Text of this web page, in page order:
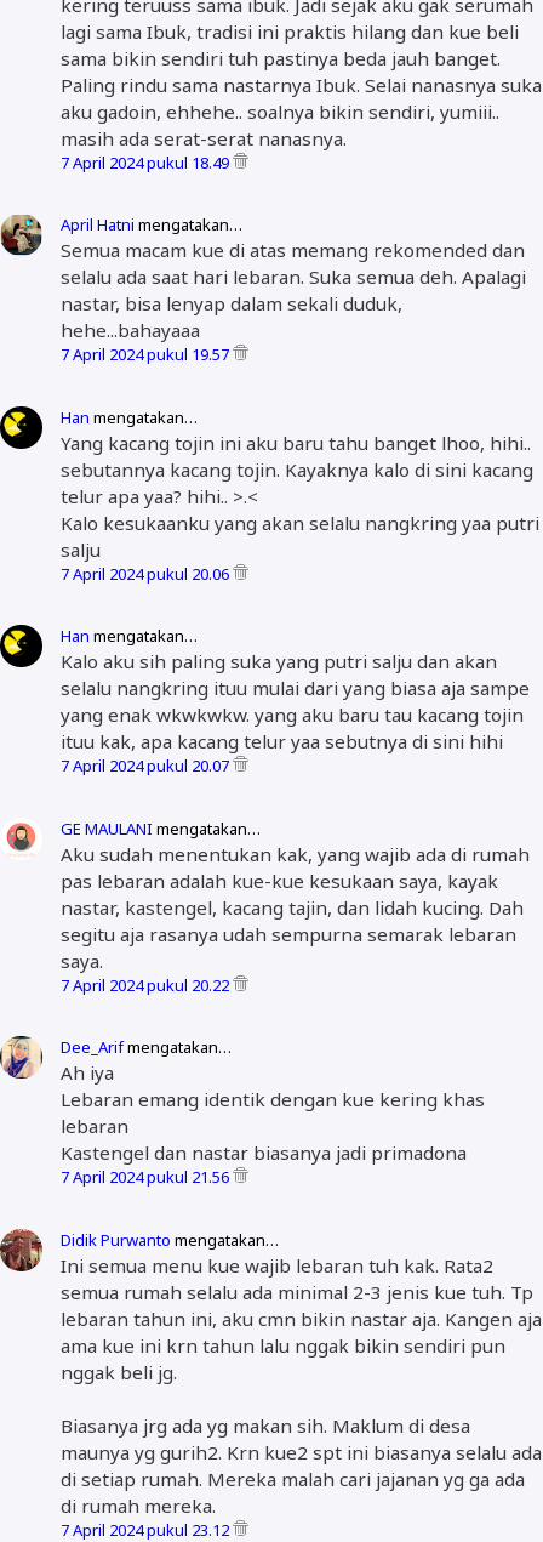
lagi sama Ibuk, tradisi ini praktis hilang dan kue beli
sama bikin sendiri tuh pastinya beda jauh banget.
Paling rindu sama nastarnya Ibuk. Selai nanasnya suka
aku gadoin, ehhehe.. soalnya bikin sendiri, yumiii..
masih ada serat-serat nanasnya.
7 April 2024 pukul 18.49
April Hatni mengatakan…
Semua macam kue di atas memang rekomended dan
selalu ada saat hari lebaran. Suka semua deh. Apalagi
nastar, bisa lenyap dalam sekali duduk,
hehe...bahayaaa
7 April 2024 pukul 19.57
Han mengatakan…
Yang kacang tojin ini aku baru tahu banget lhoo, hihi..
sebutannya kacang tojin. Kayaknya kalo di sini kacang
telur apa yaa? hihi.. >.<
Kalo kesukaanku yang akan selalu nangkring yaa putri
salju
7 April 2024 pukul 20.06
Han mengatakan…
Kalo aku sih paling suka yang putri salju dan akan
selalu nangkring ituu mulai dari yang biasa aja sampe
yang enak wkwkwkw. yang aku baru tau kacang tojin
ituu kak, apa kacang telur yaa sebutnya di sini hihi
7 April 2024 pukul 20.07
GE MAULANI mengatakan…
Aku sudah menentukan kak, yang wajib ada di rumah
pas lebaran adalah kue-kue kesukaan saya, kayak
nastar, kastengel, kacang tajin, dan lidah kucing. Dah
segitu aja rasanya udah sempurna semarak lebaran
saya.
7 April 2024 pukul 20.22
Dee_Arifmengatakan…
Ah iya
Lebaran emang identik dengan kue kering khas
lebaran
Kastengel dan nastar biasanya jadi primadona
7 April 2024 pukul 21.56
Didik Purwanto mengatakan…
Ini semua menu kue wajib lebaran tuh kak. Rata2
semua rumah selalu ada minimal 2-3 jenis kue tuh. Tp
lebaran tahun ini, aku cmn bikin nastar aja. Kangen aja
ama kue ini krn tahun lalu nggak bikin sendiri pun
nggak beli jg.
Biasanya jrg ada yg makan sih. Maklum di desa
maunya yg gurih2. Krn kue2 spt ini biasanya selalu ada
di setiap rumah. Mereka malah cari jajanan yg ga ada
di rumah mereka.
7 April 2024 pukul 23.12